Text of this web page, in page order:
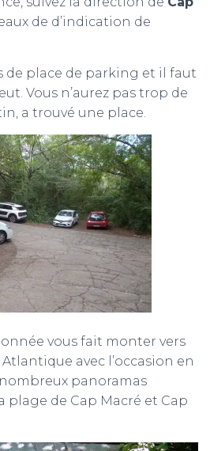
de d’indication de
de place de parking et il faut
Vous n’aurez pas trop de
a trouvé une place.
vous fait monter vers
avec l’occasion en
panoramas
plage de Cap Macré et Cap